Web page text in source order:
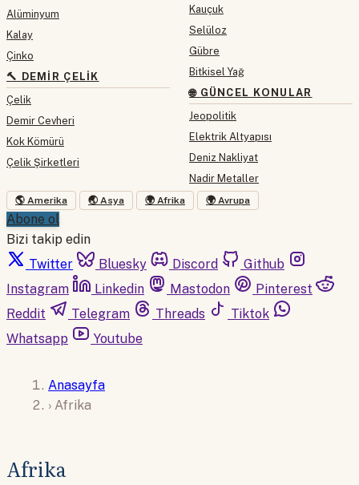
Alüminyum
Kalay
Çinko
🔨 DEMIR ÇELIK
Çelik
Demir Cevheri
Kok Kömürü
Çelik Şirketleri
Kauçuk
Selüloz
Gübre
Bitkisel Yağ
🌐 GÜNCEL KONULAR
Jeopolitik
Elektrik Altyapısı
Deniz Nakliyat
Nadir Metaller
🌎 Amerika 🌏 Asya 🌍 Afrika 🌍 Avrupa
Abone ol
Bizi takip edin
Twitter
Bluesky Discord
Github
Instagram
Linkedin Mastodon
Pinterest
Reddit
Telegram Threads
Tiktok
Whatsapp
Youtube
Anasayfa
› Afrika
Afrika